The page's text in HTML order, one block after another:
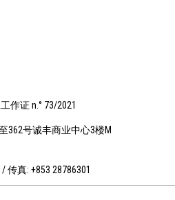
作证 n.° 73/2021
362号诚丰商业中心3楼M
传真: +853 28786301